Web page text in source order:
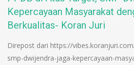
Kepercayaan Masyarakat
Berkualitas- Koran Juri
Direpost dari https://
smp-dwijendra-jaga-kepercayaan-